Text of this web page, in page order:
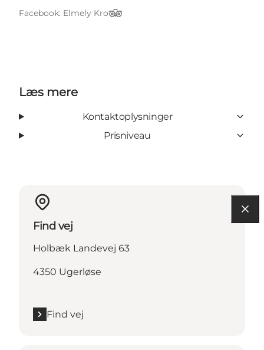
Facebook: Elmely Kro
TripAdvisor
Læs mere
Kontaktoplysninger
Prisniveau
Find vej
Holbæk Landevej 63
4350 Ugerløse
Find vej